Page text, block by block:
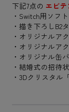
下記7点の エビ
・Switch用ソフ
・描き下ろしB2
・オリジナルア
・オリジナルア
・オリジナル缶
・結婚式の招待状
・3Dクリスタル